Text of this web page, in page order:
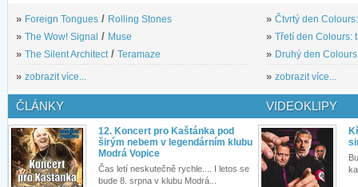
» Foreign Tongues / Rolling Stones
» The Wow! Signal / Muse
» The Silent Architect/ Teramaze
» zobrazit více...
» Čtvrtý den
» Třetí den Colours:
» Druhý den
» zobrazit více...
ČLÁNKY
12. Koncert pro Kaštánka pod
širým nebem v legendárním klubu
Modrá Vopice
Čas letí neskutečně rychle.... I letos se
bude 8. srpna v klubu Modrá...
VIDEOKLIPY